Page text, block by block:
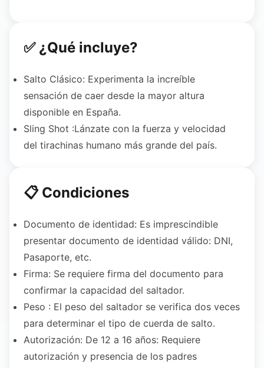
✅ ¿Qué incluye?
Salto Clásico: Experimenta la increíble
sensación de caer desde la mayor altura
disponible en España.
Sling Shot :Lánzate con la fuerza y velocidad
del tirachinas humano más grande del país.
📋 Condiciones
Documento de identidad: Es imprescindible
presentar documento de identidad válido: DNI,
Pasaporte, etc.
Firma: Se requiere firma del documento para
confirmar la capacidad del saltador.
Peso : El peso del saltador se verifica dos veces
para determinar el tipo de cuerda de salto.
Autorización: De 12 a 16 años: Requiere
autorización y presencia de los padres